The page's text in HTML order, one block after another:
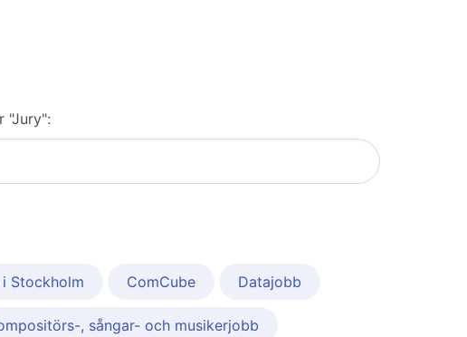
"Jury":
Stockholm ComCube Datajobb
, sångar- och musikerjobb